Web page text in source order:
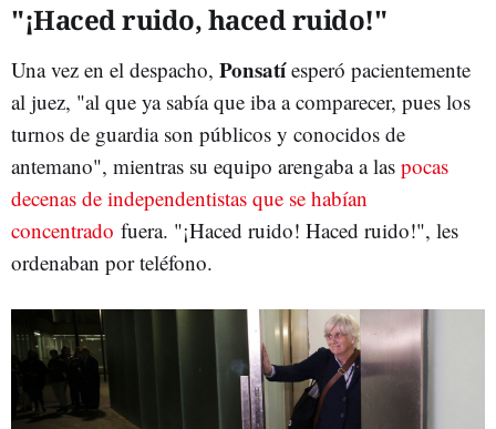
"¡Haced ruido, haced ruido!"
Una vez en el despacho, Ponsatíesperó pacientemente
al juez, "al que ya sabía que iba a comparecer, pues los
turnos de guardia son públicos y conocidos de
antemano", mientras su equipo arengaba a las pocas
decenas de independentistas que se habían
concentrado fuera. "¡Haced ruido! Haced ruido!", les
ordenaban por teléfono.